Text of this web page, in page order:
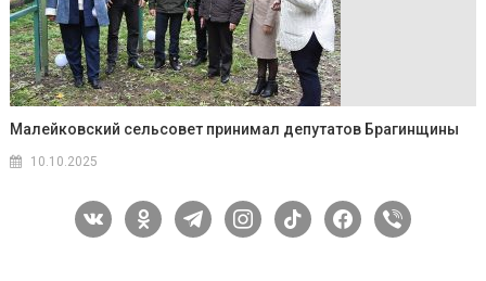
Малейковский сельсовет принимал депутатов Брагинщины
10.10.2025
vkontakteodnoklassniki
telegraminstagram
tiktok facebook
viber